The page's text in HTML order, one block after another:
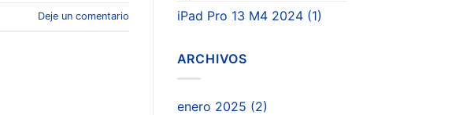
Deje un comentario
iPad Pro 13 M4 2024(1)
ARCHIVOS
enero 2025 (2)